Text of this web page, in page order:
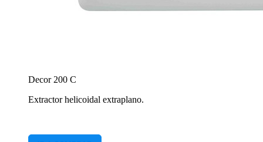
Decor 200 C
Extractor helicoidal extraplano.